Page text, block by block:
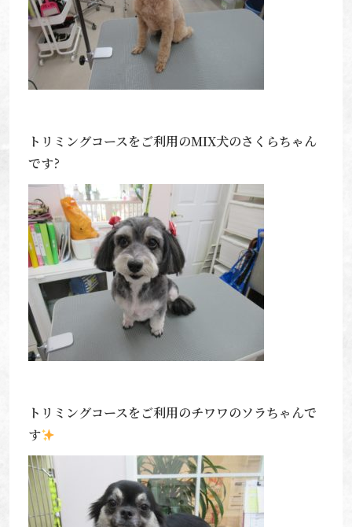
トリミングコースをご利用のMIX犬のさくらちゃん
です?
トリミングコースをご利用のチワワのソラちゃんで
す